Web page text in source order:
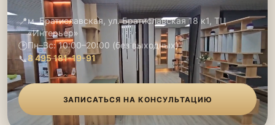
📍м. Братиславская, ул. Братиславская 18 к1, ТЦ
«Интерьер»
🕑Пн–Вс: 10:00–20:00 (без выходных)
📞8 495 181-19-91
ЗАПИСАТЬСЯ НА КОНСУЛЬТАЦИЮ